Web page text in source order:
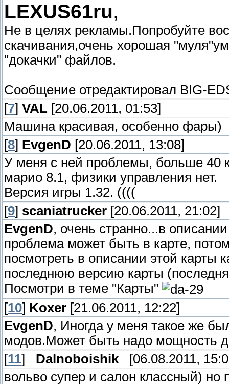
LEXUS61ru,
Не в целях рекламы.Попробуйте
скачивания,очень хорошая
"докачки" файлов.
Сообщение отредактировал BIG-
[7] VAL [20.06.2011, 01:53]
Машина красивая, особенно фары)
[8] EvgenD [20.06.2011, 13:08]
У меня с ней проблемы, больше 40
марио 8.1, физики управления нет.
Версия игры 1.32. ((((
[9] scaniatrucker [20.06.2011, 21:02]
EvgenD, очень странно...в
проблема может быть в карте,
посмотреть в описании этой карты
последнюю версию карты
Посмотри в теме "Карты"
[10] Koxer [21.06.2011, 12:22]
EvgenD, Иногда у меня такое же
модов.Может быть надо мощность
[11] _Dalnoboishik_
[06.08.2011,
вольво супер и салон классный) но